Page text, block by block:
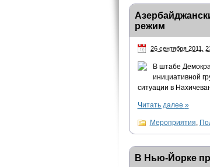
режим
26 сентября 2011,
В штабе
инициативной
ситуации в
Читать далее »
Мероприятия
В Нью-Йорке